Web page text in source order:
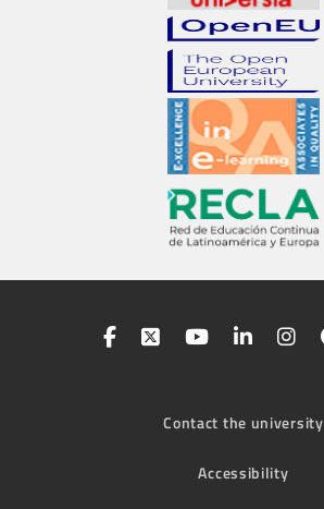
Contact the university
Accessibility